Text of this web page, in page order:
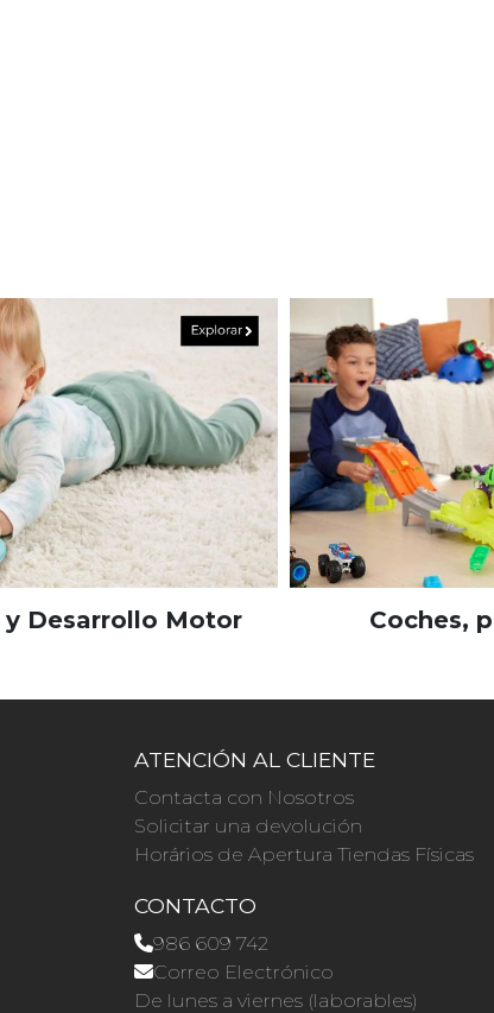
y Desarrollo Motor Coches,
ATENCIÓN AL CLIENTE
Contacta con Nosotros
Solicitar una devolución
Horários de Apertura Tiendas Físicas
CONTACTO
986 609 742
Correo Electrónico
De lunes a viernes (laborables)